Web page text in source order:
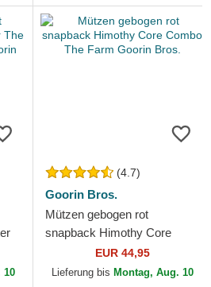
10
(4.7)
Goorin Bros.
Mützen gebogen rot
snapback Himothy Core
Combo The Farm Goorin
Bros.
EUR 44,95
Lieferung bis Montag, Aug. 10